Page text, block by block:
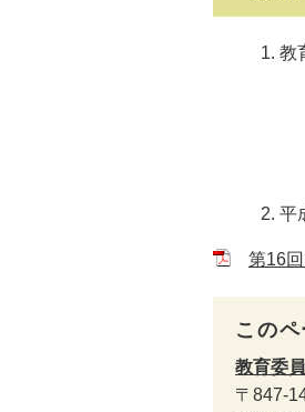
教
平
第16
この
教育委
〒847-